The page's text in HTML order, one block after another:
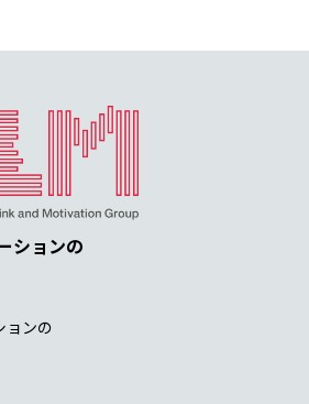
プ会社との間で個人情報を共同利用
報の項目
いただいた各項目（氏名・勤務先・所
）、住所、電話番号、ファックス番
）
のグループ会社についてはこちら
用目的
おいて、必要な限り共同利用するこ
ションの
ョンの